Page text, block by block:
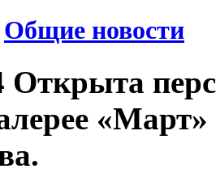
Общие новости
Открыта